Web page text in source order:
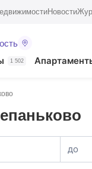
Новости
1 502
до